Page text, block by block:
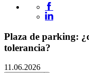
Plaza de parking:
tolerancia?
11.06.2026